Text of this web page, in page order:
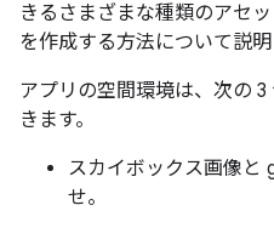
きるさまざまな種類のアセ
を作成する方法について説明
アプリの空間環境は、次の
きます。
スカイボックス画像と
せ。